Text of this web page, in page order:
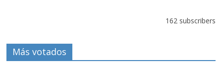
162 subscribers
Más votados